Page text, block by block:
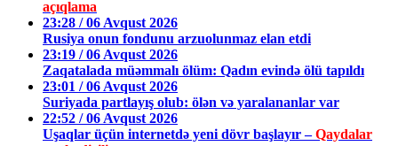
açıqlama
23:28 / 06 Avqust 2026
Rusiya onun fondunu arzuolunmaz elan etdi
23:19 / 06 Avqust 2026
Zaqatalada müəmmalı ölüm: Qadın evində ölü tapıldı
23:01 / 06 Avqust 2026
Suriyada partlayış olub: ölən və yaralananlar var
22:52 / 06 Avqust 2026
Uşaqlar üçün internetdə yeni dövr başlayır –Qaydalar